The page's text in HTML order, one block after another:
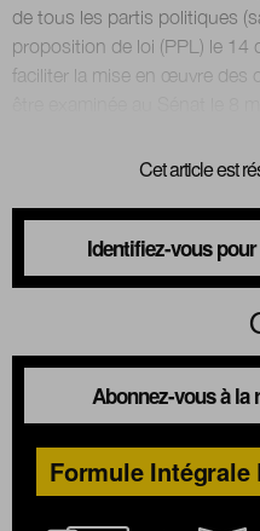
de tous les partis politiques
proposition de loi (PPL) le 14
faciliter la mise en œuvre des
Cet article est
Identifiez-vous
Abonnez-vous à la
Formule Intégrale